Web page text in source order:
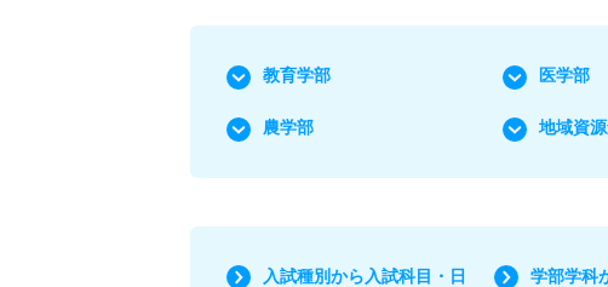
教育学部 医学部
農学部 地域資
入試種別から入試科目・日
学部学科